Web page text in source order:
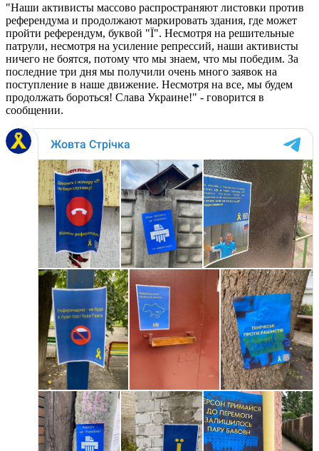
"Наши активисты массово распространяют листовки против
референдума и продолжают маркировать здания, где может
пройти референдум, буквой "Ї". Несмотря на решительные
патрули, несмотря на усиление репрессий, наши активисты
ничего не боятся, потому что мы знаем, что мы победим. За
последние три дня мы получили очень много заявок на
поступление в наше движение. Несмотря на все, мы будем
продолжать бороться! Слава Украине!" - говорится в
сообщении.